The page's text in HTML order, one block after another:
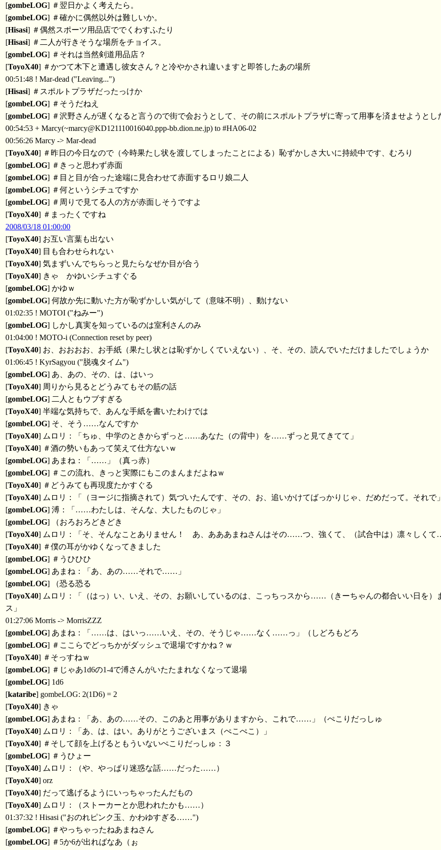
[gombeLOG] ＃翌日かよく考えたら。
[gombeLOG] ＃確かに偶然以外は難しいか。
[Hisasi] ＃偶然スポーツ用品店ででくわすふたり
[Hisasi] ＃二人が行きそうな場所をチョイス。
[gombeLOG] ＃それは当然剣道用品店？
[ToyoX40] ＃かつて木下と遭遇し彼女さん？と冷やかされ違いますと即答したあの場所
00:51:48 ! Mar-dead ("Leaving...")
[Hisasi] ＃スポルトプラザだったっけか
[gombeLOG] ＃そうだねえ
[gombeLOG] ＃沢野さんが遅くなると言うので街で会おうとして、その前にスポルトプラザに寄って用事を済ませようとし
00:54:53 + Marcy(~marcy@KD121110016040.ppp-bb.dion.ne.jp) to #HA06-02
00:56:26 Marcy -> Mar-dead
[ToyoX40] ＃昨日の今日なので（今時果たし状を渡してしまったことによる）恥ずかしさ大いに持続中です、むろり
[gombeLOG] ＃きっと思わず赤面
[gombeLOG] ＃目と目が合った途端に見合わせて赤面するロリ娘二人
[gombeLOG] ＃何というシチュですか
[gombeLOG] ＃周りで見てる人の方が赤面しそうですよ
[ToyoX40] ＃まったくですね
2008/03/18 01:00:00
[ToyoX40] お互い言葉も出ない
[ToyoX40] 目も合わせられない
[ToyoX40] 気まずいんでちらっと見たらなぜか目が合う
[ToyoX40] きゃ かゆいシチュすぐる
[gombeLOG] かゆｗ
[gombeLOG] 何故か先に動いた方が恥ずかしい気がして（意味不明）、動けない
01:02:35 ! MOTOI ("ねみー")
[gombeLOG] しかし真実を知っているのは室利さんのみ
01:04:00 ! MOTO-i (Connection reset by peer)
[ToyoX40] お、おおおお、お手紙（果たし状とは恥ずかしくていえない）、そ、その、読んでいただけましたでしょうか
01:06:45 ! KyrSagyou ("脱魂タイム")
[gombeLOG] あ、あの、その、は、はいっ
[ToyoX40] 周りから見るとどうみてもその筋の話
[gombeLOG] 二人ともウブすぎる
[ToyoX40] 半端な気持ちで、あんな手紙を書いたわけでは
[gombeLOG] そ、そう……なんですか
[ToyoX40] ムロリ：「ちゅ、中学のときからずっと……あなた（の背中）を……ずっと見てきてて」
[ToyoX40] ＃酒の勢いもあって笑えて仕方ないｗ
[gombeLOG] あまね：「……」（真っ赤）
[gombeLOG] ＃この流れ、きっと実際にもこのまんまだよねｗ
[ToyoX40] ＃どうみても再現度たかすぐる
[ToyoX40] ムロリ：「（ヨージに指摘されて）気づいたんです、その、お、追いかけてばっかりじゃ、だめだって。それで
[gombeLOG] 溥：「……わたしは、そんな、大したものじゃ」
[gombeLOG] （おろおろどきどき
[ToyoX40] ムロリ：「そ、そんなことありません！ あ、あああまねさんはその……つ、強くて、（試合中は）凛々しく
[ToyoX40] ＃僕の耳がかゆくなってきました
[gombeLOG] ＃うひひひ
[gombeLOG] あまね：「あ、あの……それで……」
[gombeLOG] （恐る恐る
[ToyoX40] ムロリ：「（はっ）い、いえ、その、お願いしているのは、こっちっスから……（きーちゃんの都合いい日を）
ス」
01:27:06 Morris -> MorrisZZZ
[gombeLOG] あまね：「……は、はいっ……いえ、その、そうじゃ……なく……っ」（しどろもどろ
[gombeLOG] ＃ここらでどっちかがダッシュで退場ですかね？ｗ
[ToyoX40] ＃そっすねｗ
[gombeLOG] ＃じゃあ1d6の1-4で溥さんがいたたまれなくなって退場
[gombeLOG] 1d6
[kataribe] gombeLOG: 2(1D6) = 2
[ToyoX40] きゃ
[gombeLOG] あまね：「あ、あの……その、このあと用事がありますから、これで……」（ぺこりだっしゅ
[ToyoX40] ムロリ：「あ、は、はい。ありがとうございまス（ぺこぺこ）」
[ToyoX40] ＃そして顔を上げるともういないぺこりだっしゅ：３
[gombeLOG] ＃うひょー
[ToyoX40] ムロリ：（や、やっぱり迷惑な話……だった……）
[ToyoX40] orz
[ToyoX40] だって逃げるようにいっちゃったんだもの
[ToyoX40] ムロリ：（ストーカーとか思われたかも……）
01:37:32 ! Hisasi ("おのれピンク玉、かわゆすぎる……")
[gombeLOG] ＃やっちゃったねあまねさん
[gombeLOG] ＃5か6が出ればなあ（ぉ